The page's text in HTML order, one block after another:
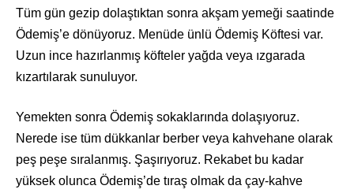
Tüm gün gezip dolaştıktan sonra akşam yemeği saatinde
Ödemiş’e dönüyoruz. Menüde ünlü Ödemiş Köftesi var.
Uzun ince hazırlanmış köfteler yağda veya ızgarada
kızartılarak sunuluyor.
Yemekten sonra Ödemiş sokaklarında dolaşıyoruz.
Nerede ise tüm dükkanlar berber veya kahvehane olarak
peş peşe sıralanmış. Şaşırıyoruz. Rekabet bu kadar
yüksek olunca Ödemiş’de tıraş olmak da çay-kahve